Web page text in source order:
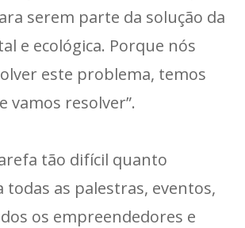
serem parte da solução da
e ecológica. Porque nós
este problema, temos
vamos resolver”.
tão difícil quanto
todas as palestras, eventos,
os empreendedores e